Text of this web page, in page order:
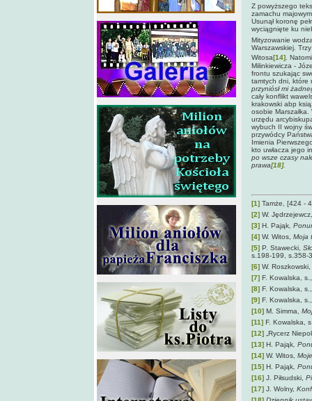
Z powyższego
zamachu
Usunął koronę
wyciągnięte ku
Mityzowanie
Warszawskiej.
Witosa[14].
Milinkiewicza -
frontu szukając
tamtych dni,
przyniósł mi
cały konflikt
krakowski abp
osobie
urzędu
wybuch II wojny
przywódcy
Imienia
kto uwłacza jego
po wsze czasy
prawa[18].
[1] Tamże, [424 -
[2] W.
[3] H. Pająk ,
[4] W. Witos, Moja
[5] P. Stawecki,
s.198-199, s.358-
[6] W. Roszkowski,
[7] F. Kowalska,
[8] F. Kowalska,
[9] F. Kowalska,
[10] M. Simma,
[11] F. Kowalska,
[12] „Rycerz
[13] H. Pająk ,
[14] W. Witos,
[15] H. Pająk ,
[16] J. Piłsudski,
[17] J. Wolny,